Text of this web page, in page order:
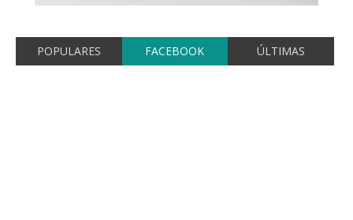
POPULARES FACEBOOK ÚLTIMAS